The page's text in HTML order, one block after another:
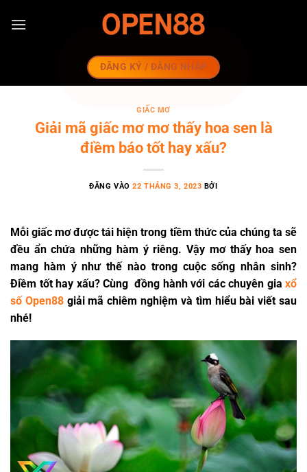
qua
ĐĂNG KÝ / ĐĂNG NHẬP
GIẤC MƠ
Giải mã giấc mơ mơ thấy hoa sen là
điềm báo tốt hay xấu?
ĐĂNG VÀO22 THÁNG 3, 2023 BỞI
Mỗi giấc mơ được tái hiện trong tiềm thức của chúng ta sẽ
đều ẩn chứa những hàm ý riêng. Vậy mơ thấy hoa sen
mang hàm ý như thế nào trong cuộc sống nhân sinh?
Điềm tốt hay xấu? Cùng đồng hành với các chuyên gia xổ
số Open88giải mã chiêm nghiệm và tìm hiểu bài viết sau
nhé!